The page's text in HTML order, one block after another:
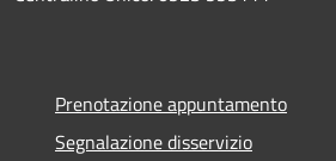
Prenotazione appuntamento
Segnalazione disservizio